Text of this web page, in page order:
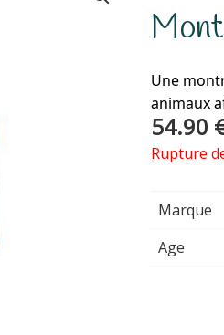
Une
animaux
54.90
Rupture
Marque
Age